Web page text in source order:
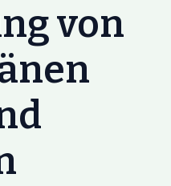
von